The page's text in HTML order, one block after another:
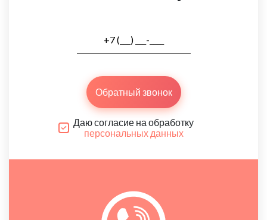
Обратный звонок
Даю согласие на обработку
персональных данных